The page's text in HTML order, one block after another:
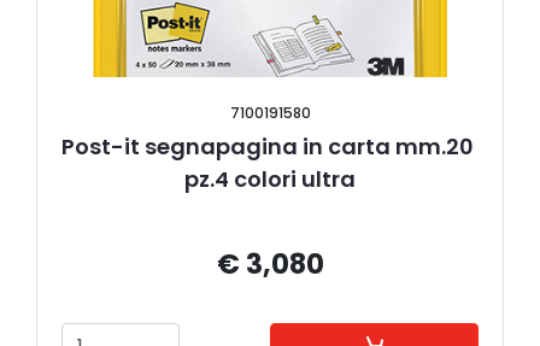
7100191580
Post-it segnapagina in carta mm.20
pz.4 colori ultra
€ 3,080